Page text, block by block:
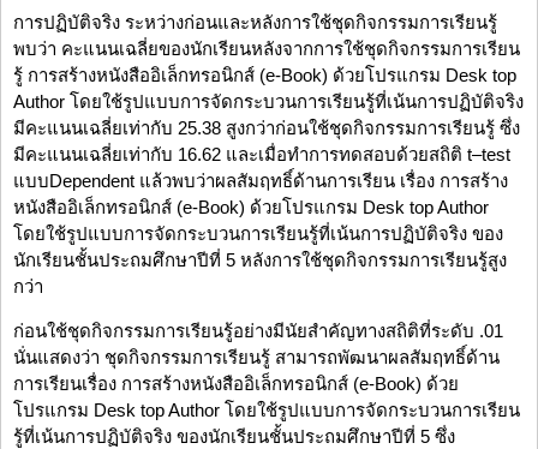
การปฏิบัติจริง ระหว่างก่อนและหลังการใช้ชุดกิจกรรมการเรียนรู้
พบว่า คะแนนเฉลี่ยของนักเรียนหลังจากการใช้ชุดกิจกรรมการเรียน
รู้ การสร้างหนังสืออิเล็กทรอนิกส์ (e-Book) ด้วยโปรแกรม Desk top
Author โดยใช้รูปแบบการจัดกระบวนการเรียนรู้ที่เน้นการปฏิบัติจริง
มีคะแนนเฉลี่ยเท่ากับ 25.38 สูงกว่าก่อนใช้ชุดกิจกรรมการเรียนรู้ ซึ่ง
มีคะแนนเฉลี่ยเท่ากับ 16.62 และเมื่อทำการทดสอบด้วยสถิติ t–test
แบบDependent แล้วพบว่าผลสัมฤทธิ์ด้านการเรียน เรื่อง การสร้าง
หนังสืออิเล็กทรอนิกส์ (e-Book) ด้วยโปรแกรม Desk top Author
โดยใช้รูปแบบการจัดกระบวนการเรียนรู้ที่เน้นการปฏิบัติจริง ของ
นักเรียนชั้นประถมศึกษาปีที่ 5 หลังการใช้ชุดกิจกรรมการเรียนรู้สูง
กว่า
ก่อนใช้ชุดกิจกรรมการเรียนรู้อย่างมีนัยสำคัญทางสถิติที่ระดับ .01
นั่นแสดงว่า ชุดกิจกรรมการเรียนรู้ สามารถพัฒนาผลสัมฤทธิ์ด้าน
การเรียนเรื่อง การสร้างหนังสืออิเล็กทรอนิกส์ (e-Book) ด้วย
โปรแกรม Desk top Author โดยใช้รูปแบบการจัดกระบวนการเรียน
รู้ที่เน้นการปฏิบัติจริง ของนักเรียนชั้นประถมศึกษาปีที่ 5 ซึ่ง